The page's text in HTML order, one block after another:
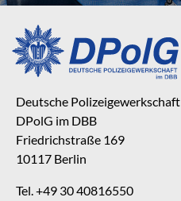
Deutsche Polizeigewerkschaft
DPolG im DBB
Friedrichstraße 169
10117 Berlin
Tel. +49 30 40816550